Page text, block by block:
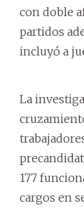
con doble
partidos
incluyó a
La
177
cargos en